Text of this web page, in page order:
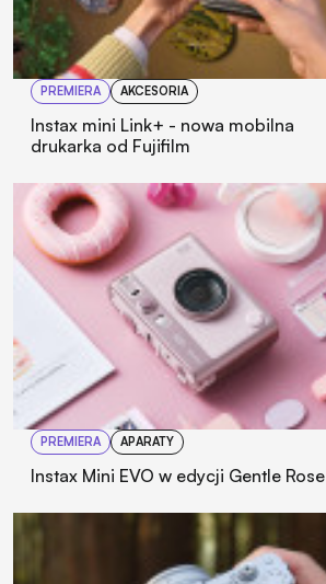
PREMIERA AKCESORIA
Instax mini Link+ - nowa mobilna
drukarka od Fujifilm
PREMIERA APARATY
Instax Mini EVO w edycji Gentle Rose